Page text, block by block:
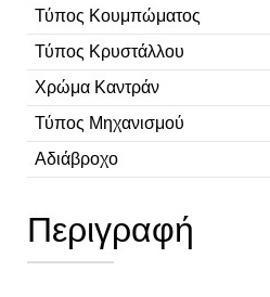
Τύπος Κουμπώματος
Τύπος Κρυστάλλου
Χρώμα Καντράν
Τύπος Μηχανισμού
Αδιάβροχο
Περιγραφή